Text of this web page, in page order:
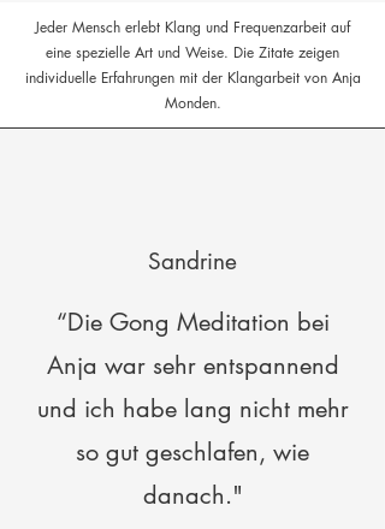
Jeder Mensch erlebt Klang und Frequenzarbeit auf
eine spezielle Art und Weise. Die Zitate zeigen
individuelle Erfahrungen mit der Klangarbeit von Anja
Monden.
Sandrine
“Die Gong Meditation bei
Anja war sehr entspannend
und ich habe lang nicht mehr
so gut geschlafen, wie
danach."